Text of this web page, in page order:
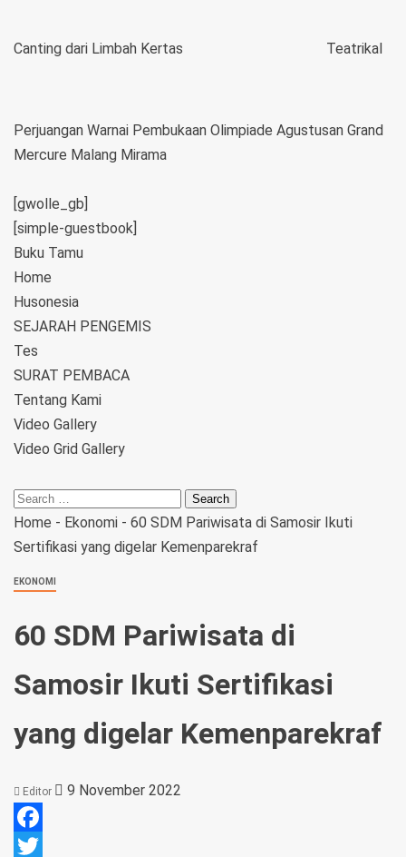
Canting dari Limbah Kertas Teatrikal
Perjuangan Warnai Pembukaan Olimpiade Agustusan Grand
Mercure Malang Mirama
[gwolle_gb]
[simple-guestbook]
Buku Tamu
Home
Husonesia
SEJARAH PENGEMIS
Tes
SURAT PEMBACA
Tentang Kami
Video Gallery
Video Grid Gallery
Home - Ekonomi - 60 SDM Pariwisata di Samosir Ikuti
Sertifikasi yang digelar Kemenparekraf
EKONOMI
60 SDM Pariwisata di
Samosir Ikuti Sertifikasi
yang digelar Kemenparekraf
Editor 9 November 2022
Facebook